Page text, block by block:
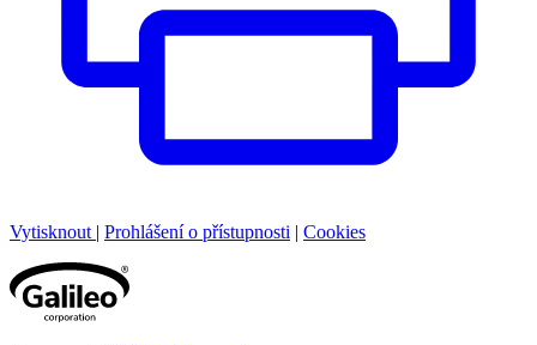
Vytisknout | Prohlášení o přístupnosti | Cookies